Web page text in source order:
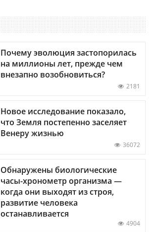
Почему эволюция застопорилась
на миллионы лет, прежде чем
внезапно возобновиться?
2181
Новое исследование показало,
что Земля постепенно заселяет
Венеру жизнью
36072
Обнаружены биологические
часы-хронометр организма —
когда они выходят из строя,
развитие человека
останавливается
4904